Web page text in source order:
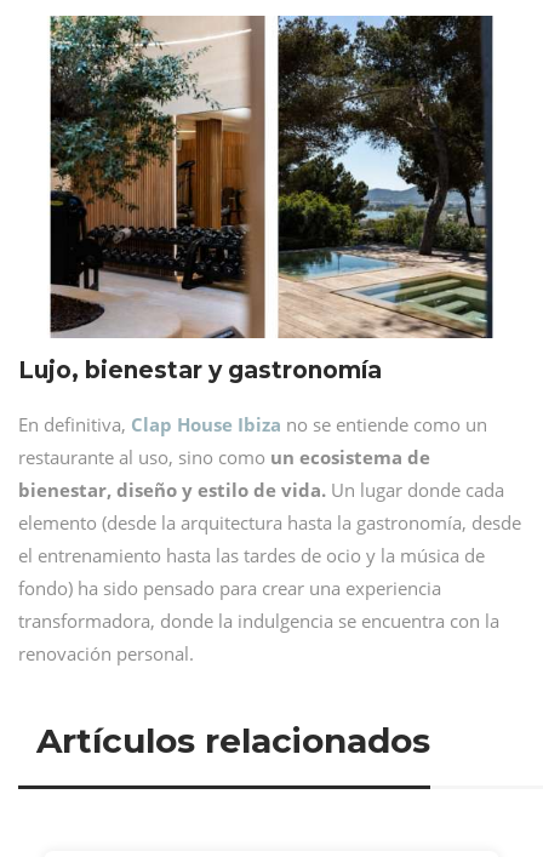
Lujo, bienestar y gastronomía
En definitiva, Clap House Ibiza no se entiende como un
restaurante al uso, sino como un ecosistema de
bienestar, diseño y estilo de vida. Un lugar donde cada
elemento (desde la arquitectura hasta la gastronomía, desde
el entrenamiento hasta las tardes de ocio y la música de
fondo) ha sido pensado para crear una experiencia
transformadora, donde la indulgencia se encuentra con la
renovación personal.
Artículos relacionados